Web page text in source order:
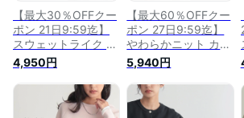
天room
【最大30％OFFクー
ポン 21日9:59迄】
スウェットライク V
ネック カーディガン
レディース トップス
羽織 ロング丈 ゆっ
たり 長袖 着回し 綿
4,950円
【最大60％OFFクー
ポン 27日9:59迄】
やわらかニット カー
ディガン羽織 リブ V
ネック 長袖 レディ
ース トップス 柔ら
か ゆったり 着回し
5,940円